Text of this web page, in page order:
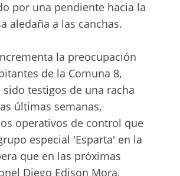
por una pendiente hacia la
aledaña a las canchas.
la preocupación
de la Comuna 8,
testigos de una racha
últimas semanas,
operativos de control que
especial 'Esparta' en la
que en las próximas
Diego Edison Mora,